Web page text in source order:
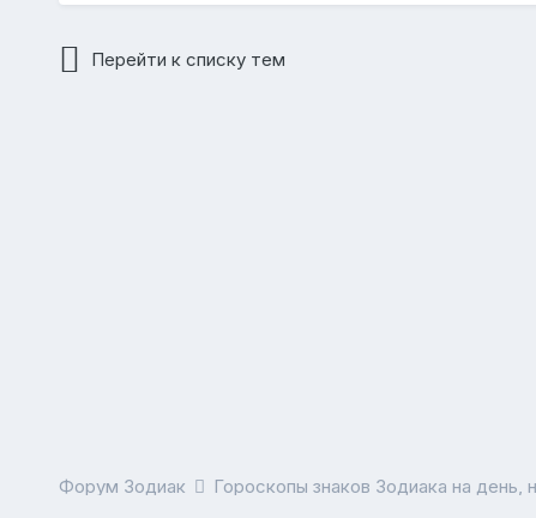
Перейти к списку тем
Форум Зодиак Гороскопы знаков Зодиака на